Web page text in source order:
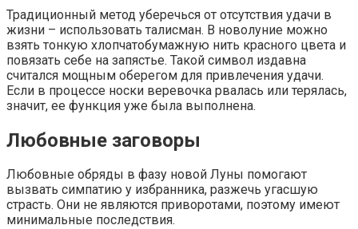
Традиционный метод уберечься от отсутствия удачи в
жизни – использовать талисман. В новолуние можно
взять тонкую хлопчатобумажную нить красного цвета и
повязать себе на запястье. Такой символ издавна
считался мощным оберегом для привлечения удачи.
Если в процессе носки веревочка рвалась или терялась,
значит, ее функция уже была выполнена.
Любовные заговоры
Любовные обряды в фазу новой Луны помогают
вызвать симпатию у избранника, разжечь угасшую
страсть. Они не являются приворотами, поэтому имеют
минимальные последствия.